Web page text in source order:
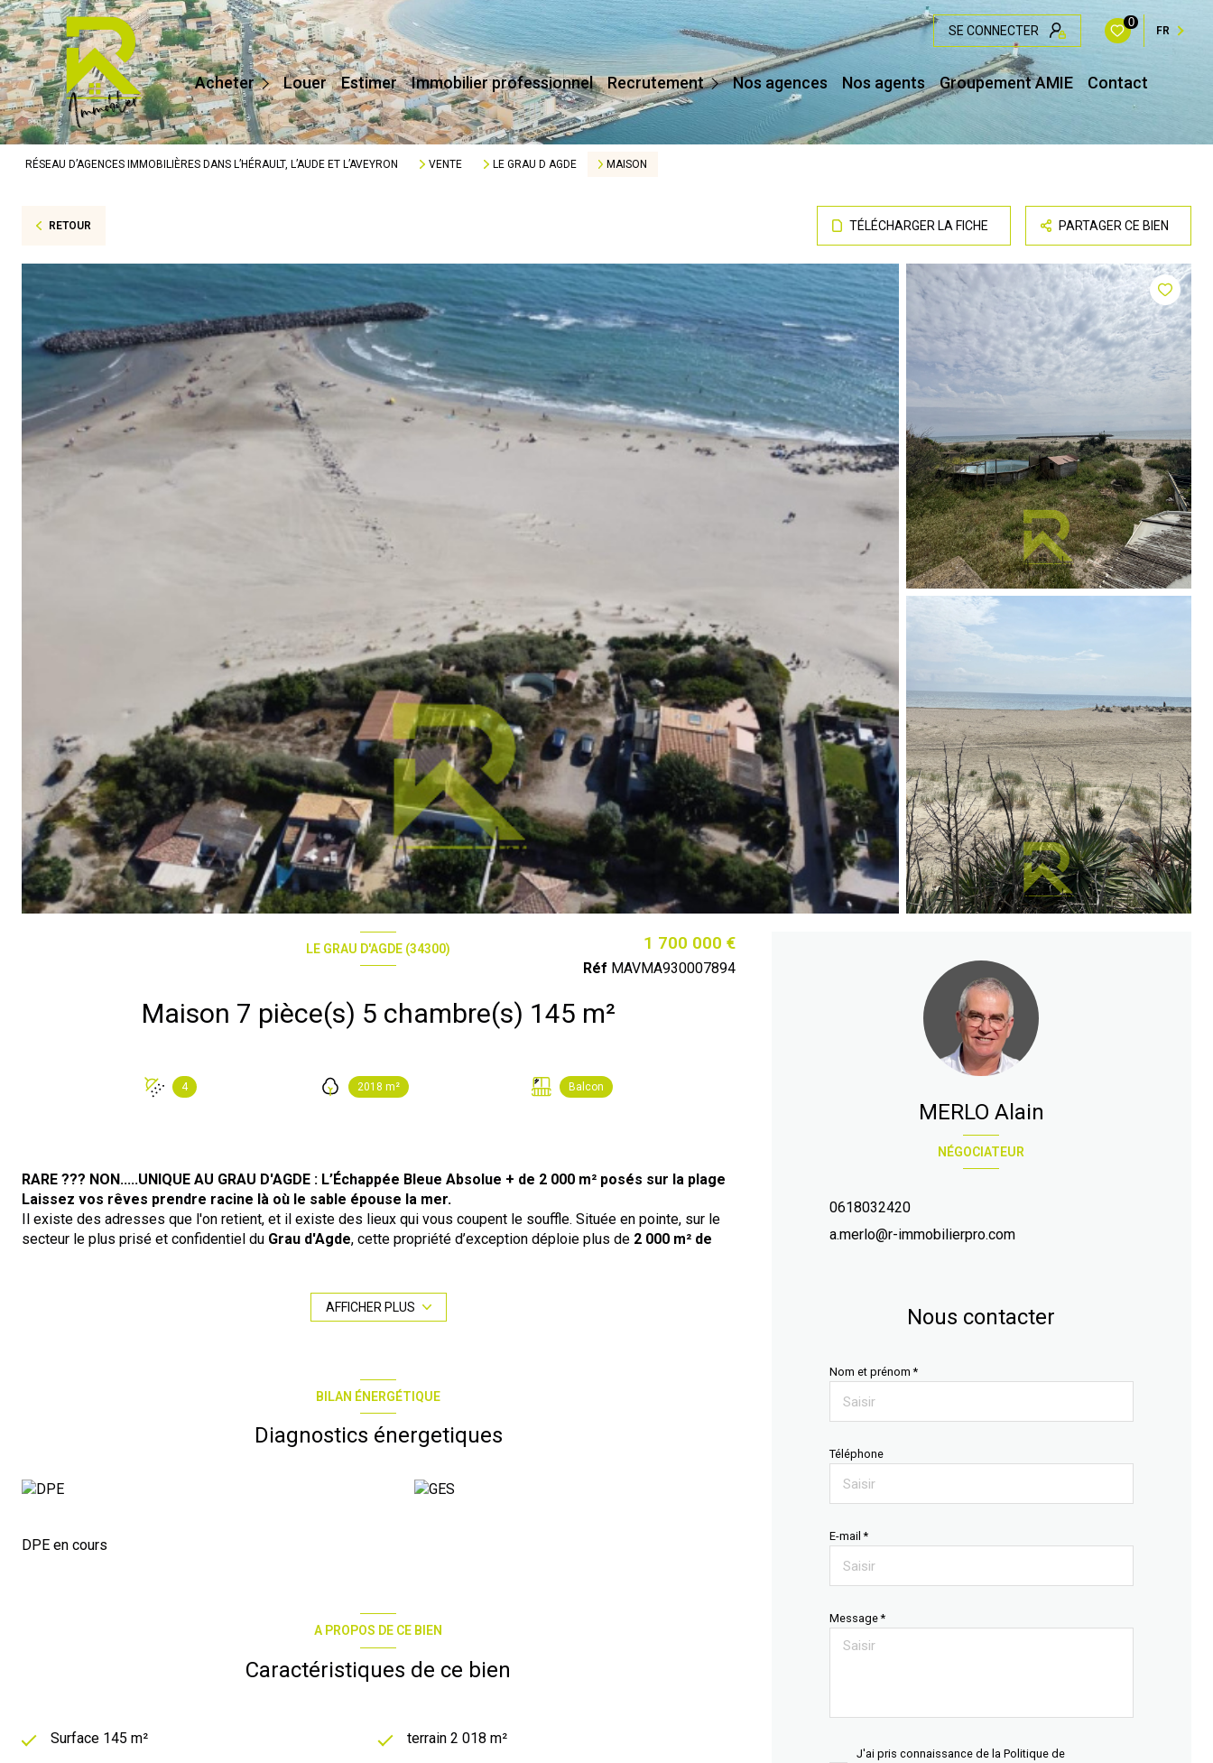
SE CONNECTER
0
FR
Acheter
Maisons / Villas
Appartements
Terrains
Prestige
Autres
Louer Estimer Immobilier professionnel Recrutement
Devenir Conseiller
Affilier Mon Agence
Je Crée Mon Agence
Nos agences Nos agents Groupement AMIE Contact
RÉSEAU D’AGENCES IMMOBILIÈRES DANS L’HÉRAULT, L’AUDE ET L’AVEYRON VENTE LE GRAU D AGDE MAISON
RETOUR TÉLÉCHARGER LA FICHE PARTAGER CE BIEN
LE GRAU D'AGDE (34300)
Maison 7 pièce(s) 5 chambre(s) 145 m²
4 2018 m² Balcon
1 700 000 €
Réf MAVMA930007894
RARE ??? NON.....UNIQUE AU GRAU D'AGDE : L’Échappée Bleue Absolue + de 2 000 m² posés sur la plage
Laissez vos rêves prendre racine là où le sable épouse la mer.
Il existe des adresses que l'on retient, et il existe des lieux qui vous coupent le souffle. Située en pointe, sur le
secteur le plus prisé et confidentiel du Grau d'Agde, cette propriété d’exception déploie plus de 2 000 m² de
Le projet d'une vie : L'horizon pour seul vis-à-vis
Sur ce promontoire de liberté se dresse une bâtisse chargée d'histoire, à réinventer et restaurer entièrement.
Le grand frisson. Conçu comme une suite magistrale ou un salon d'observation, cet espace offre une
. Chaque matin, le lever du soleil embrasera votre réveil ; chaque soir,
Un emplacement en "Pointe" : Entre intimité et prestige
un panorama à couper le souffle où le ciel et l'eau se confondent à 180 degrés. Vous n'achetez pas seulement
des murs ou un terrain ; vous devenez le gardien d'un des panoramas les plus exclusifs de la côte.
Que vous rêviez d’une villa d’architecte contemporaine aux lignes épurées, de redonner vie à une demeure de
simplement aucun équivalent sur le marché actuel. C'est une opportunité patrimoniale unique, un héritage à bâtir.
Vivez l’exceptionnel au quotidien. Contactez-nous au O6 18 O3 24 2O pour plus de photos ou une visite
AFFICHER PLUS
BILAN ÉNERGÉTIQUE
Diagnostics énergetiques
DPE en cours
A PROPOS DE CE BIEN
Caractéristiques de ce bien
Surface 145 m² terrain 2 018 m²
NÉGOCIATEUR
MERLO Alain
0618032420
a.merlo@r-immobilierpro.com
Nous contacter
Nom et prénom *
Téléphone
E-mail *
Message *
J'ai pris connaissance de la Politique de